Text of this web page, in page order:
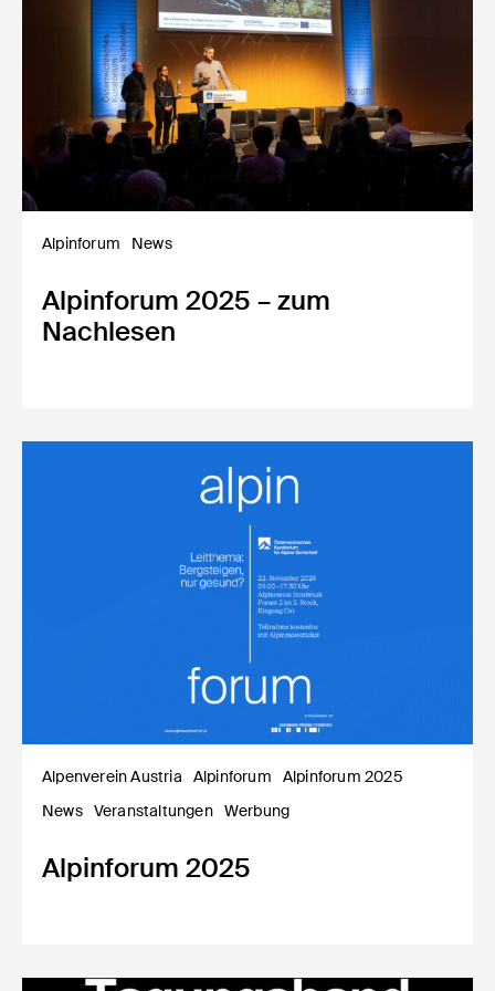
Alpinforum News
Alpinforum 2025 – zum
Nachlesen
Alpenverein Austria Alpinforum
Alpinforum 2025
News Veranstaltungen Werbung
Alpinforum 2025